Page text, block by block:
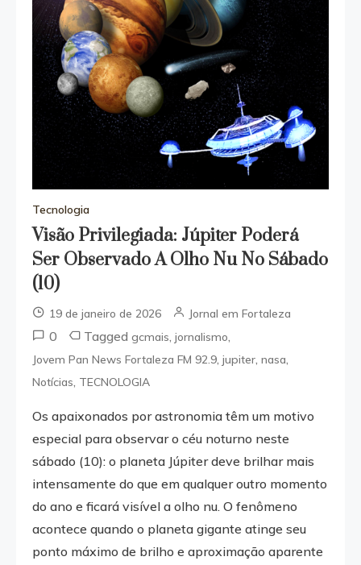
Tecnologia
Visão Privilegiada: Júpiter Poderá
Ser Observado A Olho Nu No Sábado
(10)
19 de janeiro de 2026 Jornal em Fortaleza
0 Tagged gcmais, jornalismo,
Jovem Pan News Fortaleza FM 92.9, jupiter, nasa,
Notícias, TECNOLOGIA
Os apaixonados por astronomia têm um motivo
especial para observar o céu noturno neste
sábado (10): o planeta Júpiter deve brilhar mais
intensamente do que em qualquer outro momento
do ano e ficará visível a olho nu. O fenômeno
acontece quando o planeta gigante atinge seu
ponto máximo de brilho e aproximação aparente